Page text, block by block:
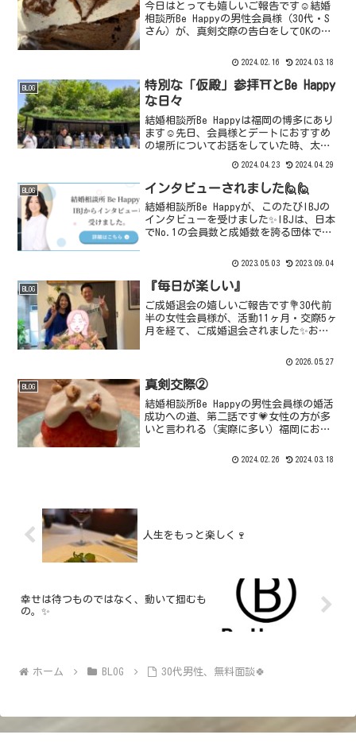
今日はとっても嬉しいご報告です☺️結婚
相談所Be Happyの男性会員様（30代・S
さん）が、真剣交際の告白をしてOKのお
進まれることになりました✨✨✨お話をす
跡を、２...
2024.02.16 2024.03.18
BLOG
特別な「仮殿」参拝⛩️とBe Happy
な日々
結婚相談所Be Happyは福岡の博多にあり
ます☺️先日、会員様とデートにおすすめ
の場所についてお話をしていた時、太宰
😊参道の食べ歩きも楽しいし、今だけの
仮殿も見れる！ということで、私も久し
ぶりに行きたく...
2024.04.23 2024.04.29
BLOG インタビューされました🙋🙋
結婚相談所Be Happyが、このたびIBJの
インタビューを受けました✨IBJは、日本
でNo.1の会員数と成婚数を誇る団体です
盟店です😊そして、全国約3000ある結婚
2023.05.03 2023.09.04
BLOG 『毎日が楽しい』
ご成婚退会の嬉しいご報告です💐30代前
半の女性会員様が、活動11ヶ月・交際5ヶ
月を経て、ご成婚退会されました✨お相
彼女に今の気持ちを伺うと、「毎日が楽
しい。本当に嬉しいです」と、とびきり
の笑顔で話してくだ...
2026.05.27
BLOG 真剣交際②
結婚相談所Be Happyの男性会員様の婚活
成功への道、第二話です💗女性の方が多
いと言われる（実際に多い）福岡におい
ます。天狗になってしまった彼をへの制
2024.02.26 2024.03.18
人生をもっと楽しく🍷
幸せは待つものではなく、動いて掴むも
の。✨
ホーム BLOG 30代男性、無料面談🍀